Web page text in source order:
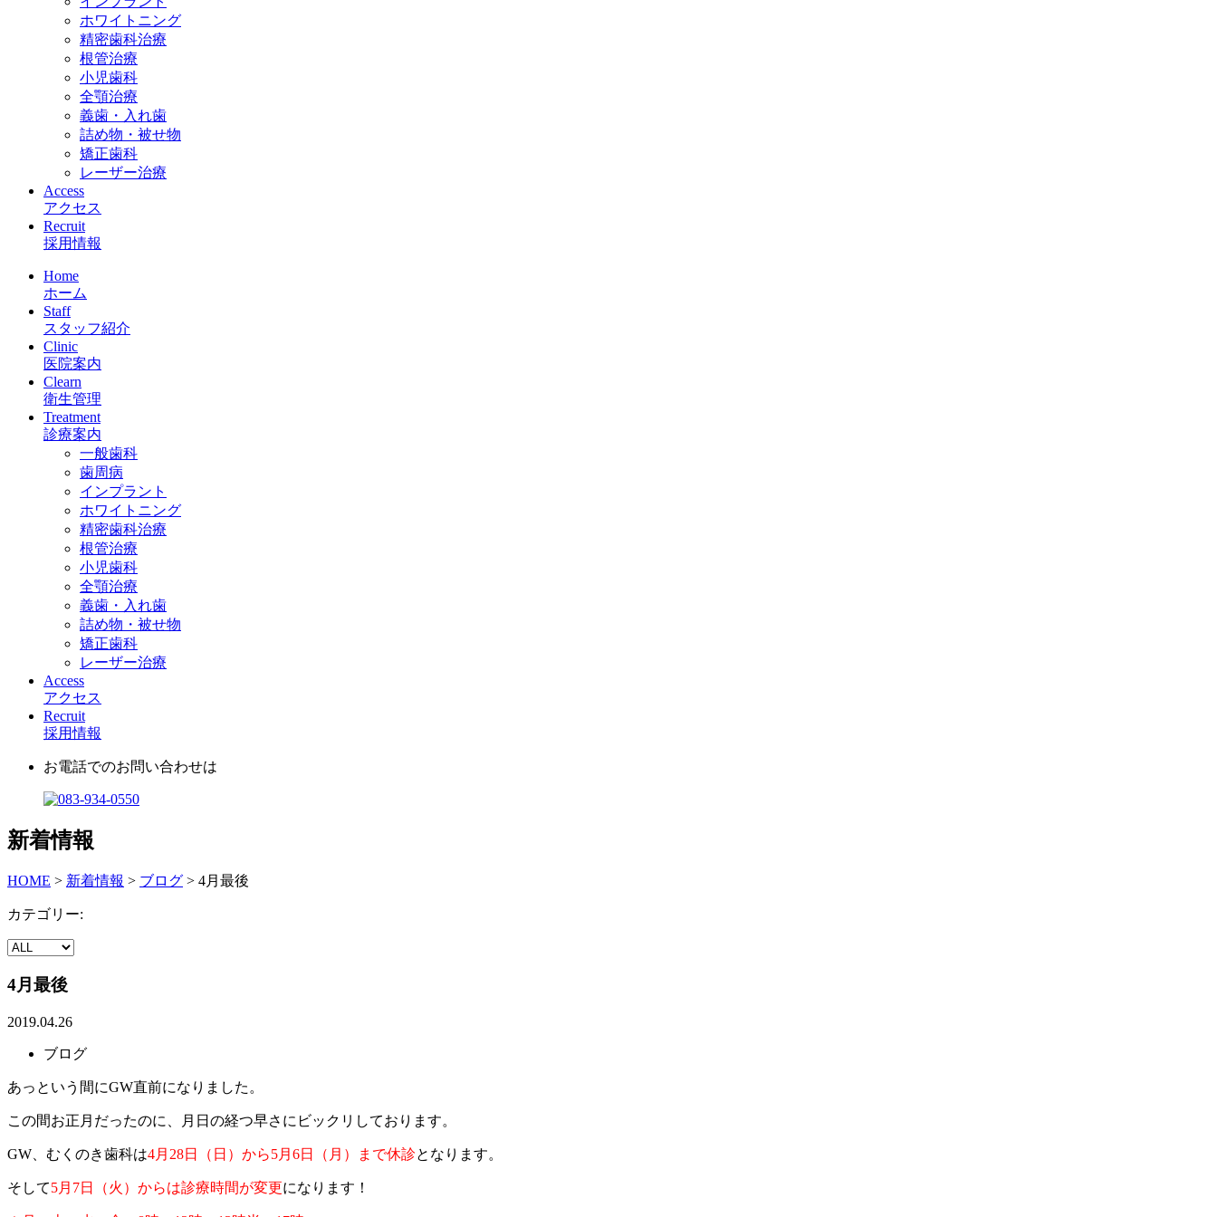
ホワイトニング
精密歯科治療
根管治療
小児歯科
全顎治療
義歯・入れ歯
詰め物・被せ物
矯正歯科
レーザー治療
Access
アクセス
Recruit
採用情報
Home
ホーム
Staff
スタッフ紹介
Clinic
医院案内
Clearn
衛生管理
Treatment
診療案内
一般歯科
歯周病
インプラント
ホワイトニング
精密歯科治療
根管治療
小児歯科
全顎治療
義歯・入れ歯
詰め物・被せ物
矯正歯科
レーザー治療
Access
アクセス
Recruit
採用情報
お電話でのお問い合わせは
新着情報
HOME > 新着情報 > ブログ > 4月最後
カテゴリー:
4月最後
2019.04.26
ブログ
あっという間にGW直前になりました。
この間お正月だったのに、月日の経つ早さにビックリしております。
GW、むくのき歯科は4月28日（日）から5月6日（月）まで休診となります。
そして5月7日（火）からは診療時間が変更になります！